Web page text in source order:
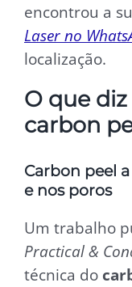
encontrou a
Laser no
localização.
O que
carbon
Carbon peel
e nos poros
Um trabalho
Practical &
técnica do